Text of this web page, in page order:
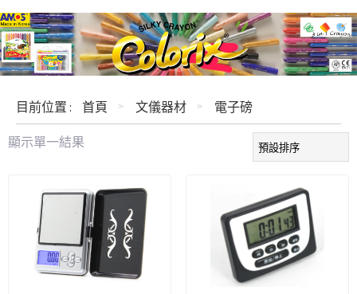
目前位置 : 首頁 文儀器材 電子磅
顯示單一結果